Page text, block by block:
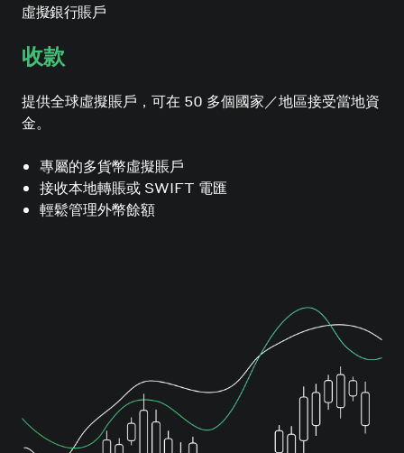
虛擬銀行賬戶
收款
提供全球虛擬賬戶，可在 50 多個國家／地區接受當地資
金。
專屬的多貨幣虛擬賬戶
接收本地轉賬或 SWIFT 電匯
輕鬆管理外幣餘額